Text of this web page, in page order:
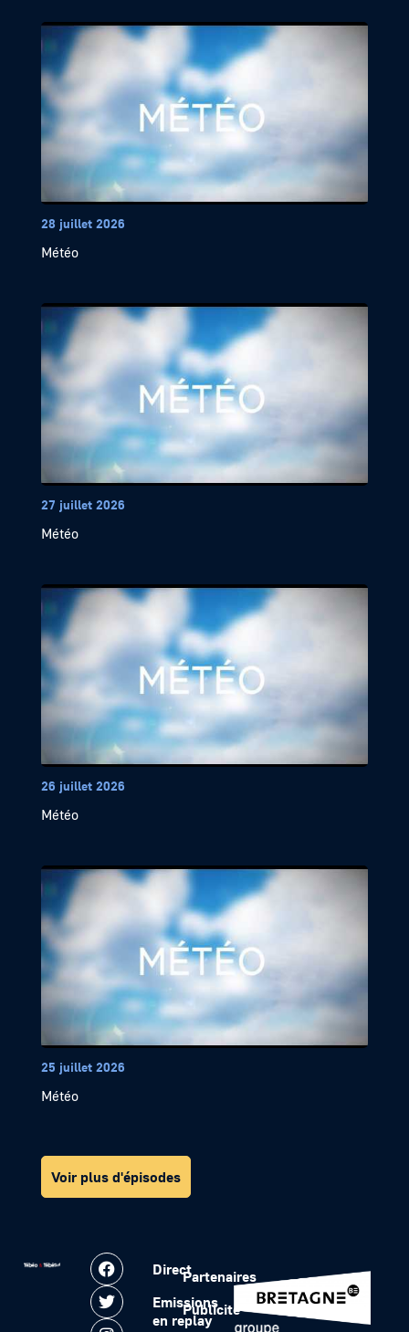
28 juillet 2026
Météo
27 juillet 2026
Météo
26 juillet 2026
Météo
25 juillet 2026
Météo
Voir plus d'épisodes
Direct
Emissions
en replay
Partenaires
Publicité